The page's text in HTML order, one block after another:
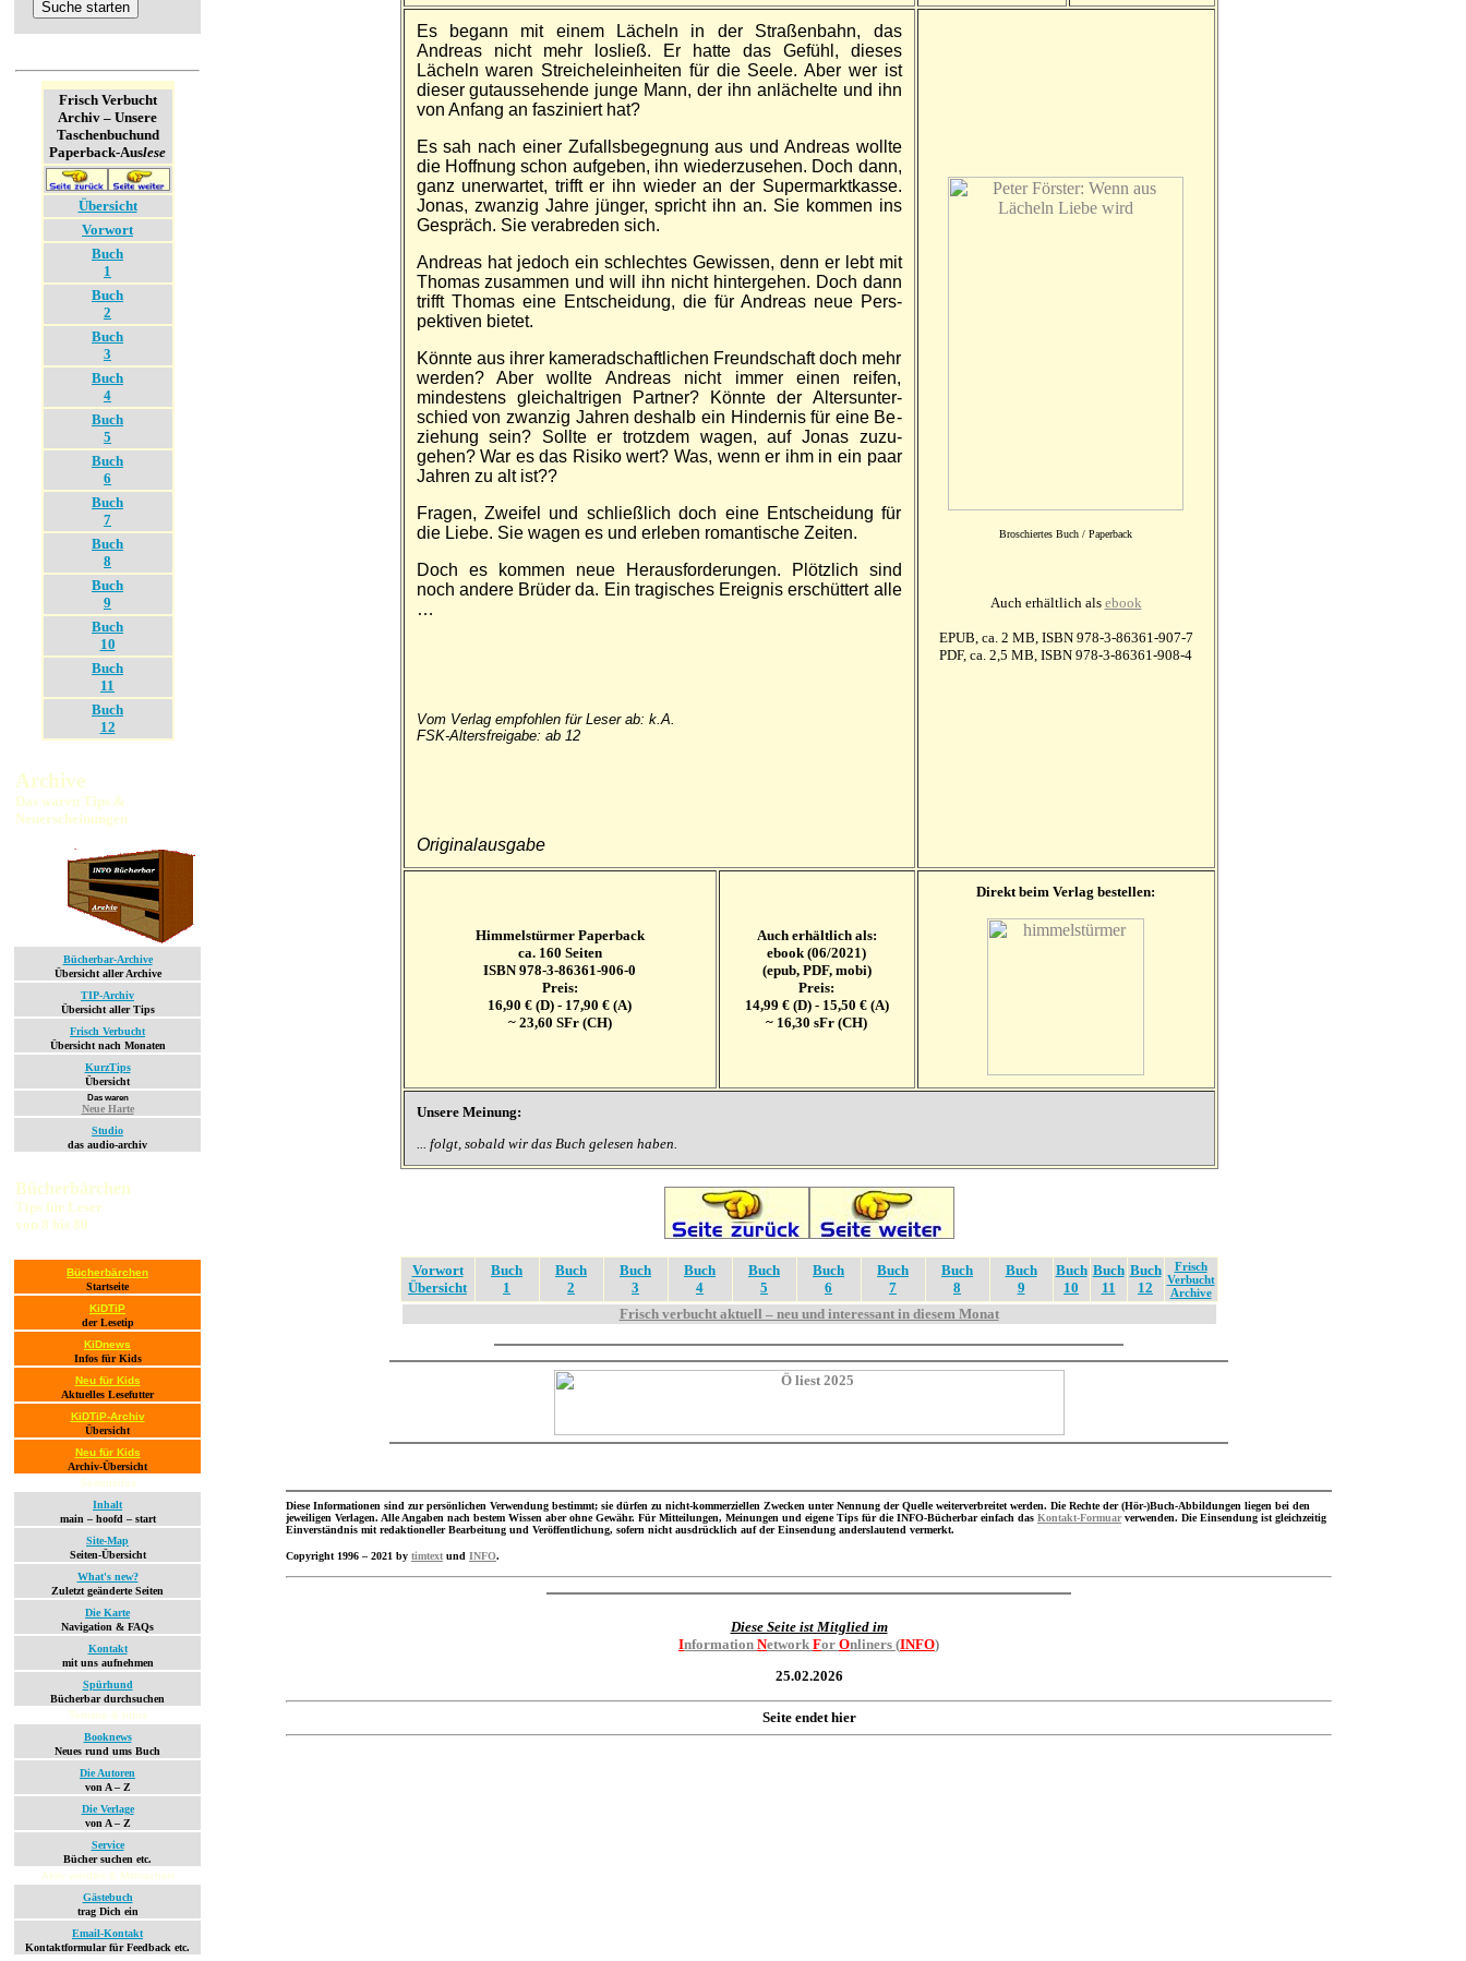
Frisch Verbucht
Archiv – Unsere
Taschenbuch­und
Paperback-Auslese
Übersicht
Vorwort
Buch
1
Buch
2
Buch
3
Buch
4
Buch
5
Buch
6
Buch
7
Buch
8
Buch
9
Buch
10
Buch
11
Buch
12
Archive
Das waren Tips &
Neuerscheinungen
Bücherbar-Archive
Übersicht aller Archive
TIP-Archiv
Übersicht aller Tips
Frisch Verbucht
Übersicht nach Monaten
KurzTips
Übersicht
Das waren
Neue Harte
Studio
das audio-archiv
Bücherbärchen
Tips für Leser
von 8 bis 80
Bücherbärchen
Startseite
KiDTiP
der Lesetip
KiDnews
Infos für Kids
Neu für Kids
Aktuelles Lesefutter
KiDTiP-Archiv
Übersicht
Neu für Kids
Archiv-Übersicht
Seiteninfos
Inhalt
main – hoofd – start
Site-Map
Seiten-Übersicht
What's new?
Zuletzt geänderte Seiten
Die Karte
Navigation & FAQs
Kontakt
mit uns aufnehmen
Spürhund
Bücherbar durchsuchen
Termine & Infos
Booknews
Neues rund ums Buch
Die Autoren
von A – Z
Die Verlage
von A – Z
Service
Bücher suchen etc.
Aktiv werden & Mitmachen
Gästebuch
trag Dich ein
Email-Kontakt
Kontaktformular für Feedback etc.
Es begann mit einem Lächeln in der Straßen­bahn, das
Andreas nicht mehr los­ließ. Er hatte das Ge­fühl, dieses
Lächeln waren Streichel­ein­heiten für die Seele. Aber wer ist
dieser gut­aus­sehende junge Mann, der ihn an­lächelte und ihn
von An­fang an faszi­niert hat?
Es sah nach einer Zufalls­begeg­nung aus und Andreas wollte
die Hoff­nung schon auf­geben, ihn wieder­zu­sehen. Doch dann,
ganz un­er­wartet, trifft er ihn wieder an der Super­markt­kasse.
Jonas, zwanzig Jahre jünger, spricht ihn an. Sie kommen ins
Ge­spräch. Sie ver­abreden sich.
Andreas hat je­doch ein schlechtes Ge­wissen, denn er lebt mit
Thomas zu­sammen und will ihn nicht hinter­gehen. Doch dann
trifft Thomas eine Ent­scheidung, die für Andreas neue Pers­
pek­tiven bietet.
Könnte aus ihrer kamerad­schaftlichen Freund­schaft doch mehr
werden? Aber wollte Andreas nicht immer einen reifen,
mindestens gleich­altrigen Partner? Könnte der Alters­unter­
schied von zwan­zig Jahren des­halb ein Hinder­nis für eine Be­
ziehung sein? Sollte er trotz­dem wagen, auf Jonas zu­zu­
gehen? War es das Risiko wert? Was, wenn er ihm in ein paar
Jahren zu alt ist??
Fragen, Zweifel und schließ­lich doch eine Ent­schei­dung für
die Liebe. Sie wagen es und erleben ro­man­tische Zeiten.
Doch es kommen neue Heraus­forderungen. Plötz­lich sind
noch andere Brüder da. Ein tra­gisches Er­eig­nis er­schüttert alle
…
Vom Verlag empfohlen für Leser ab: k.A.
FSK-Altersfreigabe: ab 12
Originalausgabe
Broschiertes Buch / Paperback
Auch erhältlich als ebook
EPUB, ca. 2 MB, ISBN 978-3-86361-907-7
PDF, ca. 2,5 MB, ISBN 978-3-86361-908-4
Himmelstürmer Paperback
ca. 160 Seiten
ISBN 978-3-86361-906-0
Preis:
16,90 € (D) - 17,90 € (A)
~ 23,60 SFr (CH)
Auch erhältlich als:
ebook (06/2021)
(epub, PDF, mobi)
Preis:
14,99 € (D) - 15,50 € (A)
~ 16,30 sFr (CH)
Direkt beim Verlag bestellen:
Unsere Meinung:
... folgt, sobald wir das Buch gelesen haben.
Vorwort
Übersicht
Buch
1
Buch
2
Buch
3
Buch
4
Buch
5
Buch
6
Buch
7
Buch
8
Buch
9
Buch
10
Buch
11
Buch
12
Frisch
Verbucht
Archive
Frisch verbucht aktuell – neu und interessant in diesem Monat
Diese Informationen sind zur persönlichen Verwendung bestimmt; sie dürfen zu nicht-kommerziellen Zwecken unter Nennung der Quelle weiterverbreitet werden. Die Rechte der (Hör-)Buch-Abbildungen liegen bei den
jeweiligen Verlagen. Alle Angaben nach bestem Wissen aber ohne Gewähr. Für Mitteilungen, Meinungen und eigene Tips für die INFO-Bücherbar einfach das Kontakt-Formuarverwenden. Die Einsendung ist gleichzeitig
Einverständnis mit redaktioneller Bearbeitung und Veröffentlichung, sofern nicht ausdrücklich auf der Einsendung anderslautend vermerkt.
Copyright 1996 – 2021 by timtext und INFO.
Diese Seite ist Mitglied im
Information Network For Onliners (INFO)
25.02.2026
Seite endet hier